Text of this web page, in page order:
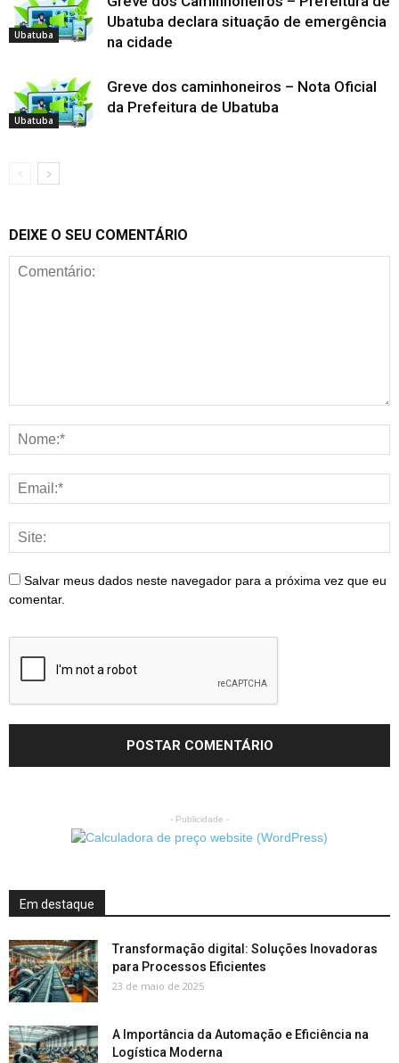
Ubatuba
Ubatuba declara situação de emergência
na cidade
Ubatuba
Greve dos caminhoneiros – Nota Oficial
da Prefeitura de Ubatuba
DEIXE O SEU COMENTÁRIO
Salvar meus dados neste navegador para a próxima vez que eu
comentar.
- Publicidade -
Em destaque
Transformação digital: Soluções Inovadoras
para Processos Eficientes
23 de maio de 2025
A Importância da Automação e Eficiência na
Logística Moderna